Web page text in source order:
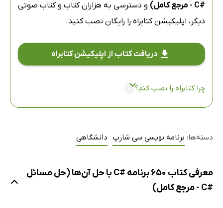
#C - مرجع کامل)
و دسترسی به هزاران کتاب و کتاب صوتی
دیگر، اپلیکیشن کتابراه را رایگان نصب کنید.
دریافت کتاب از اپلیکیشن کتابراه
چرا کتابراه را نصب کنم؟
دسته‌ها: برنامه نویسی سی شارپ دانشگاهی
معرفی کتاب 650 برنامه #C با حل آن‌ها (حل مسائل
#C - مرجع کامل)